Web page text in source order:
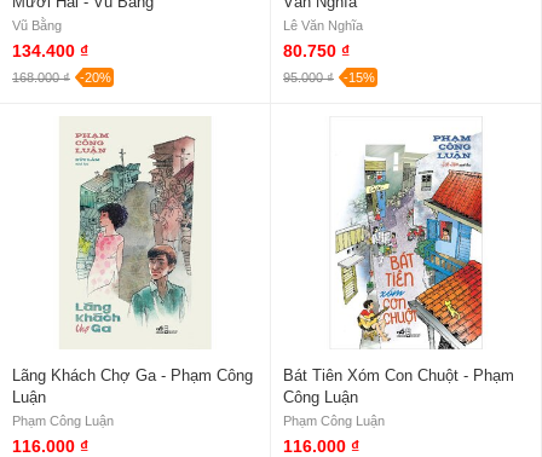
Vũ Bằng
134.400 ₫
168.000 ₫ -20%
Lê Văn Nghĩa
80.750 ₫
95.000 ₫ -15%
Lãng Khách Chợ Ga - Phạm Công
Luận
Phạm Công Luận
116.000 ₫
Bát Tiên Xóm Con Chuột - Phạm
Công Luận
Phạm Công Luận
116.000 ₫